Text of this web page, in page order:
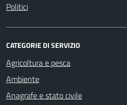
Politici
CATEGORIE DI SERVIZIO
Agricoltura e pesca
Ambiente
Anagrafe e stato civile